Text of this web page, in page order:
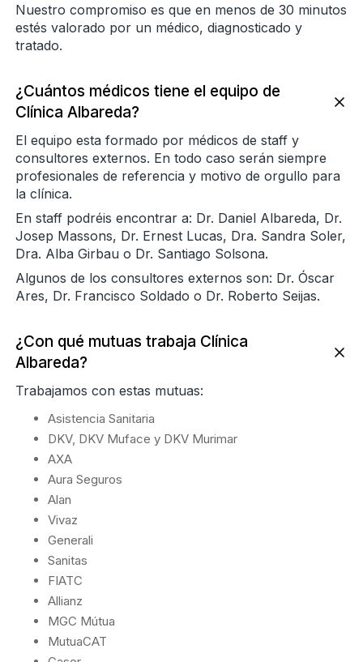
Nuestro compromiso es que en menos de 30 minutos
estés valorado por un médico, diagnosticado y
tratado.
¿Cuántos médicos tiene el equipo de
Clínica Albareda?
El equipo esta formado por médicos de staff y
consultores externos. En todo caso serán siempre
profesionales de referencia y motivo de orgullo para
la clínica.
En staff podréis encontrar a: Dr. Daniel Albareda, Dr.
Josep Massons, Dr. Ernest Lucas, Dra. Sandra Soler,
Dra. Alba Girbau o Dr. Santiago Solsona.
Algunos de los consultores externos son: Dr. Óscar
Ares, Dr. Francisco Soldado o Dr. Roberto Seijas.
¿Con qué mutuas trabaja Clínica
Albareda?
Trabajamos con estas mutuas:
Asistencia Sanitaria
DKV, DKV Muface y DKV Murimar
AXA
Aura Seguros
Alan
Vivaz
Generali
Sanitas
FIATC
Allianz
MGC Mútua
MutuaCAT